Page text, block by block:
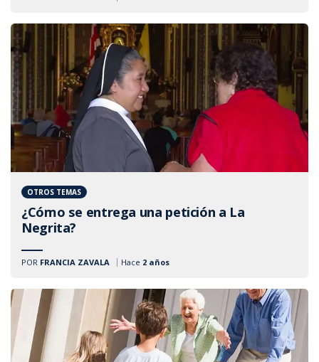
OTROS TEMAS
¿Cómo se entrega una petición a La
Negrita?
Hace 2 años
POR FRANCIA ZAVALA